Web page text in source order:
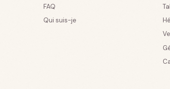
FAQ
Qui suis-je